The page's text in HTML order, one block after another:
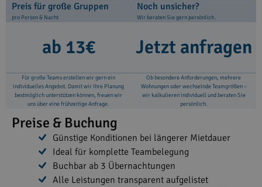
Preis für große Gruppen
pro Person & Nacht
ab 13€
Für große Teams erstellen wir gern ein
individuelles Angebot. Damit wir Ihre Planung
bestmöglich unterstützen können, freuen wir
uns über eine frühzeitige Anfrage.
Noch unsicher?
Wir beraten Sie gern persönlich.
Jetzt anfragen
Ob besondere Anforderungen, mehrere
Wohnungen oder wechselnde Teamgrößen –
wir kalkulieren individuell und beraten Sie
persönlich.
Preise & Buchung
Günstige Konditionen bei längerer Mietdauer
Ideal für komplette Teambelegung
Buchbar ab 3 Übernachtungen
Alle Leistungen transparent aufgelistet